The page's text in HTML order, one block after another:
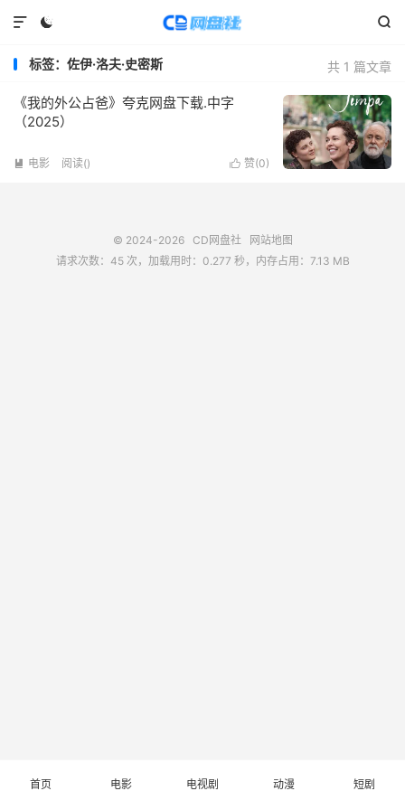
 

共 1 篇文章
标签：佐伊·洛夫·史密斯
《我的外公占爸》夸克网盘下载.中字
（2025）
 赞(0)
 电影 阅读()
© 2024-2026 CD网盘社
网站地图
请求次数：45 次，加载用时：0.277 秒，内存占用：7.13 MB
首页 电影 电视剧 动漫 短剧